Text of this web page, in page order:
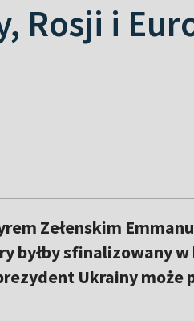
Rosji i
Zełenskim
byłby sfinalizowany
Ukrainy może